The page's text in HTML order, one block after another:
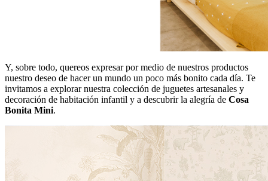
Y, sobre todo, quereos expresar por medio de nuestros productos
nuestro deseo de hacer un mundo un poco más bonito cada día. Te
invitamos a explorar nuestra colección de juguetes artesanales y
decoración de habitación infantil y a descubrir la alegría de Cosa
Bonita Mini.